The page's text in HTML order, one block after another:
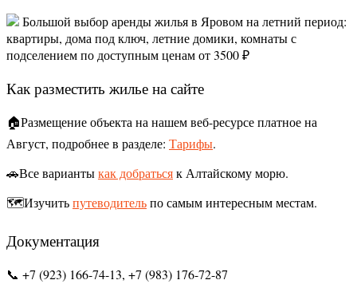
Большой выбор аренды жилья в Яровом на летний период:
квартиры, дома под ключ, летние домики, комнаты с
подселением по доступным ценам от 3500 ₽
Как разместить жилье на сайте
🏠Размещение объекта на нашем веб-ресурсе платное на
Август, подробнее в разделе: Тарифы.
🚗Все вариантыкак добратьсяк Алтайскому морю.
🗺️Изучитьпутеводительпо самым интересным местам.
Документация
📞 +7 (923) 166-74-13, +7 (983) 176-72-87